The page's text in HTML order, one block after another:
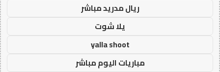
ريال مدريد مباشر
يلا شوت
yalla shoot
مباريات اليوم مباشر